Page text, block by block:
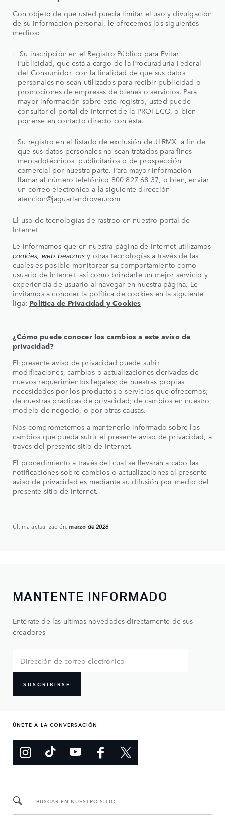
Con objeto de que usted pueda limitar el uso y divulgación
de su información personal, le ofrecemos los siguientes
medios:
Su inscripción en el Registro Público para Evitar
Publicidad, que está a cargo de la Procuraduría Federal
del Consumidor, con la finalidad de que sus datos
personales no sean utilizados para recibir publicidad o
promociones de empresas de bienes o servicios. Para
mayor información sobre este registro, usted puede
consultar el portal de Internet de la PROFECO, o bien
ponerse en contacto directo con ésta.
Su registro en el listado de exclusión de JLRMX, a fin de
que sus datos personales no sean tratados para fines
mercadotécnicos, publicitarios o de prospección
comercial por nuestra parte. Para mayor información
llamar al número telefónico 800 827 68 37, o bien, enviar
un correo electrónico a la siguiente dirección
atencion@jaguarlandrover.com
El uso de tecnologías de rastreo en nuestro portal de
Internet
Le informamos que en nuestra página de Internet utilizamos
cookies, web beaconsy otras tecnologías a través de las
cuales es posible monitorear su comportamiento como
usuario de Internet, así como brindarle un mejor servicio y
experiencia de usuario al navegar en nuestra página. Le
invitamos a conocer la política de cookies en la siguiente
liga: Política de Privacidad y Cookies
¿Cómo puede conocer los cambios a este aviso de
privacidad?
El presente aviso de privacidad puede sufrir
modificaciones, cambios o actualizaciones derivadas de
nuevos requerimientos legales; de nuestras propias
necesidades por los productos o servicios que ofrecemos;
de nuestras prácticas de privacidad; de cambios en nuestro
modelo de negocio, o por otras causas.
Nos comprometemos a mantenerlo informado sobre los
cambios que pueda sufrir el presente aviso de privacidad, a
través del presente sitio de internet.
El procedimiento a través del cual se llevarán a cabo las
notificaciones sobre cambios o actualizaciones al presente
aviso de privacidad es mediante su difusión por medio del
presente sitio de internet.
Última actualización:marzo de 2026
MANTENTE INFORMADO
Entérate de las ultimas novedades directamente de sus
creadores
SUSCRIBIRSE
ÚNETE A LA CONVERSACIÓN
BUSCAR EN NUESTRO SITIO